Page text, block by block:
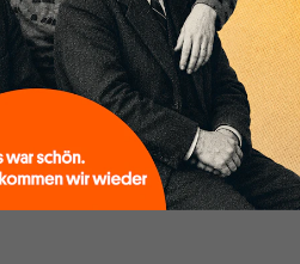
ehemaliger Herausgeber von
Banken und deren
Ausland in Führungspositionen im